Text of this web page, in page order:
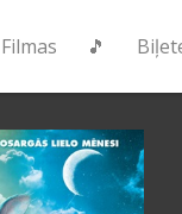
Filmas 🎵